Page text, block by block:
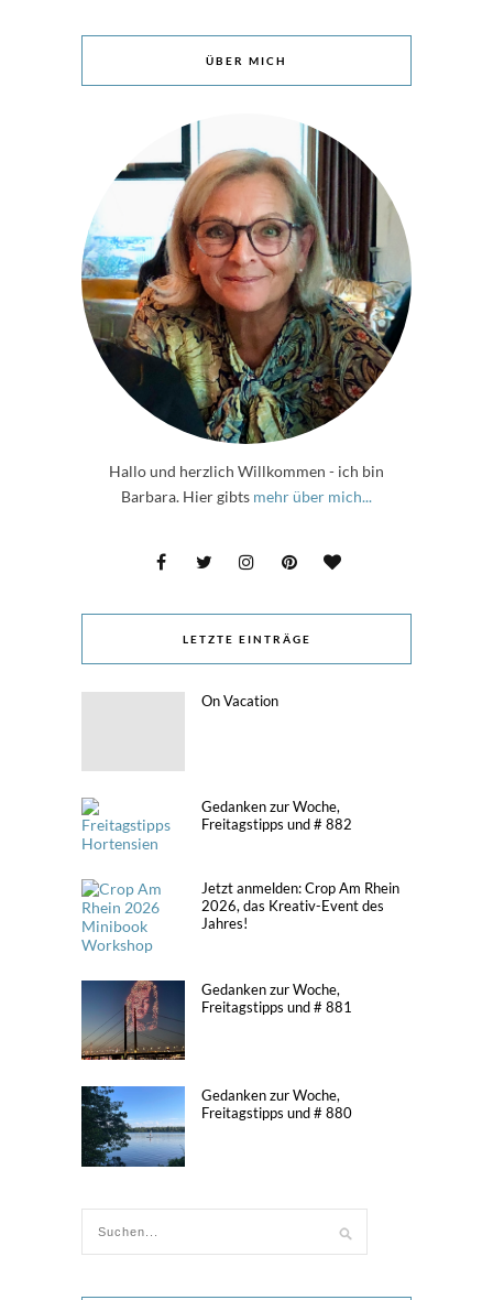
ÜBER MICH
Hallo und herzlich Willkommen - ich bin
Barbara. Hier gibts mehr über mich...
LETZTE EINTRÄGE
On Vacation
Gedanken zur Woche,
Freitagstipps und # 882
Jetzt anmelden: Crop Am Rhein
2026, das Kreativ-Event des
Jahres!
Gedanken zur Woche,
Freitagstipps und # 881
Gedanken zur Woche,
Freitagstipps und # 880